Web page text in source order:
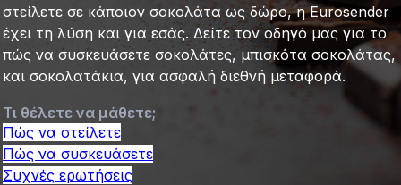
στείλετε σε κάποιον σοκολάτα ως δώρο, η Eurosender
έχει τη λύση και για εσάς. Δείτε τον οδηγό μας για το
πώς να συσκευάσετε σοκολάτες, μπισκότα σοκολάτας,
και σοκολατάκια, για ασφαλή διεθνή μεταφορά.
Τι θέλετε να μάθετε;
Πώς να στείλετε
Πώς να συσκευάσετε
Συχνές ερωτήσεις